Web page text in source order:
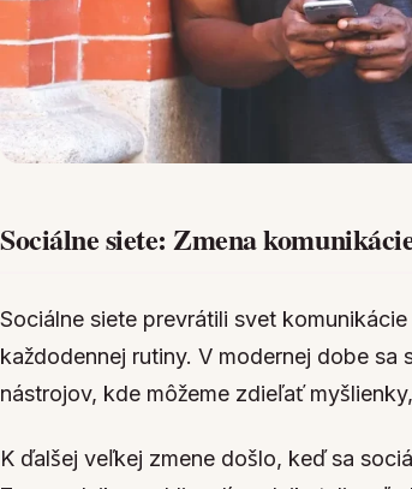
Sociálne siete: Zmena
Sociálne siete prevrátili svet
každodennej rutiny. V modernej dobe
nástrojov, kde môžeme zdieľať
K ďalšej veľkej zmene došlo, keď sa